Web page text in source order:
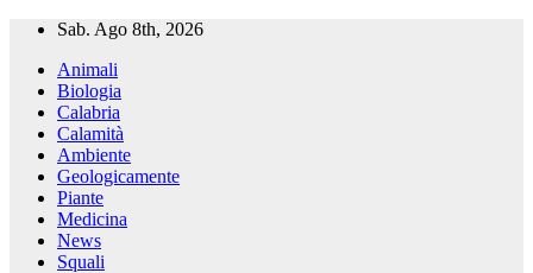
Salta
contenuto
Sab. Ago 8th, 2026
Animali
Biologia
Calabria
Calamità
Ambiente
Geologicamente
Piante
Medicina
News
Squali